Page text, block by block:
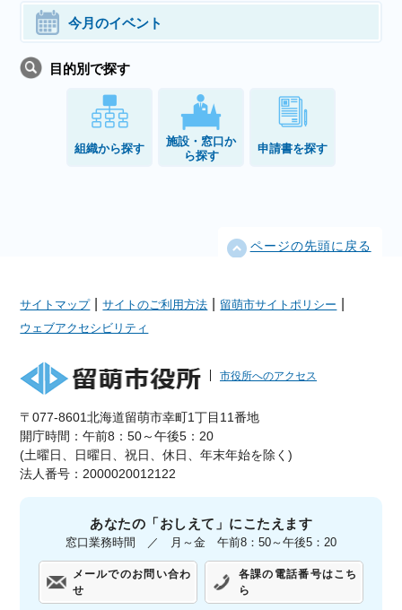
今月のイベント
目的別で探す
組織から探す
施設・窓口か
ら探す
申請書を探す
ページの先頭に戻る
サイトマップ サイトのご利用方法 留萌市サイトポリシー
ウェブアクセシビリティ
市役所へのアクセス
〒077-8601北海道留萌市幸町1丁目11番地
開庁時間：午前8：50～午後5：20
(土曜日、日曜日、祝日、休日、年末年始を除く)
法人番号：2000020012122
あなたの「おしえて」にこたえます
窓口業務時間 ／ 月～金 午前8：50～午後5：20
メールでのお問い合わ
せ
各課の電話番号はこち
ら